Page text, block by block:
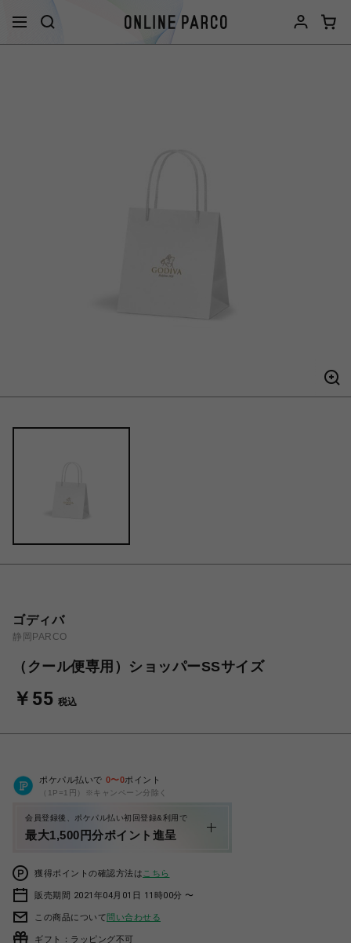
ゴディバ
静岡PARCO
（クール便専用）ショッパーSSサイズ
￥55 税込
ポケパル払いで 0〜0ポイント
（1P=1円）※キャンペーン分除く
会員登録後、ポケパル払い初回登録&利用で
最大1,500円分ポイント進呈
獲得ポイントの確認方法は こちら
販売期間 2021年04月01日 11時00分 〜
この商品について問い合わせる
ギフト：ラッピング不可